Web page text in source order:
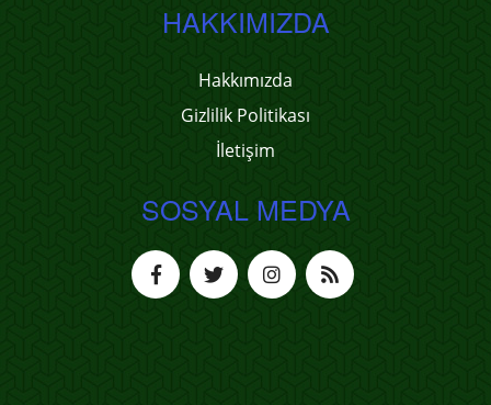
HAKKIMIZDA
Hakkımızda
Gizlilik Politikası
İletişim
SOSYAL MEDYA